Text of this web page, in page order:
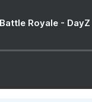
Royale - DayZ